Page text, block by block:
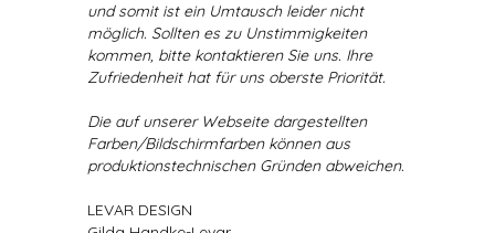
und somit ist ein Umtausch leider nicht
möglich. Sollten es zu Unstimmigkeiten
kommen, bitte kontaktieren Sie uns. Ihre
Zufriedenheit hat für uns oberste Priorität.
Die auf unserer Webseite dargestellten
Farben/Bildschirmfarben können aus
produktionstechnischen Gründen abweichen.
LEVAR DESIGN